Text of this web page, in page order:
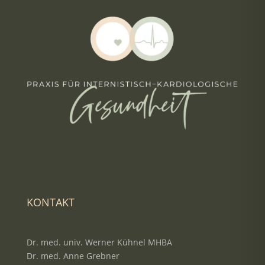
KONTAKT
Dr. med. univ. Werner Kühnel MHBA
Dr. med. Anne Grebner